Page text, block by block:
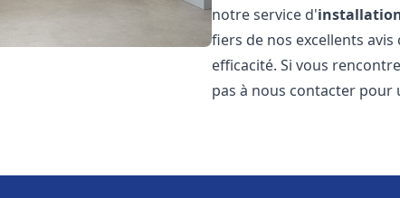
notre service d'
fiers de nos excellents
efficacité. Si vous
pas à nous contacter pour